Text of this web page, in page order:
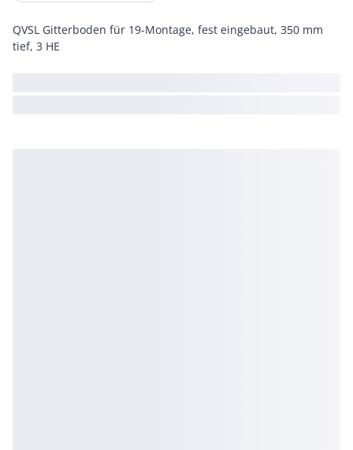
QVSL Gitterboden für 19-Montage, fest eingebaut, 350 mm
tief, 3 HE